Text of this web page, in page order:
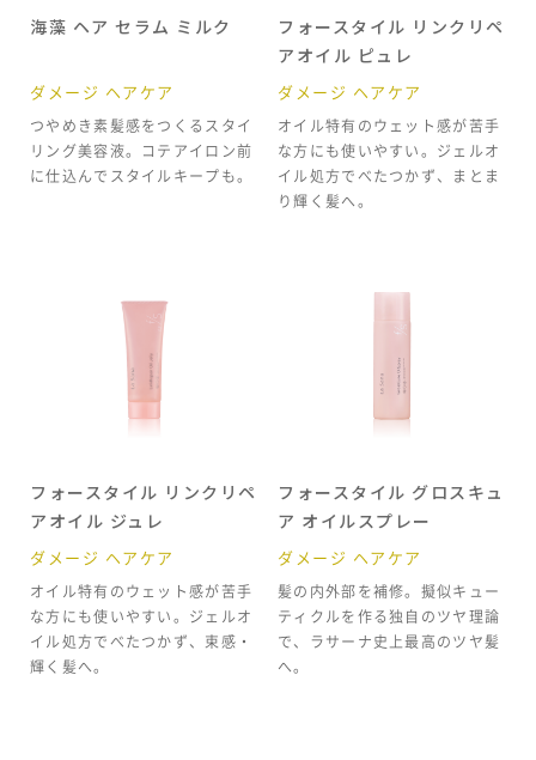
海藻 ヘア セラム ミルク
ダメージ ヘアケア
つやめき素髪感をつくるスタイ
リング美容液。コテアイロン前
に仕込んでスタイルキープも。
フォースタイル リンクリペ
アオイル ピュレ
ダメージ ヘアケア
オイル特有のウェット感が苦手
な方にも使いやすい。ジェルオ
イル処方でべたつかず、まとま
り輝く髪へ。
フォースタイル リンクリペ
アオイル ジュレ
ダメージ ヘアケア
オイル特有のウェット感が苦手
な方にも使いやすい。ジェルオ
イル処方でべたつかず、束感・
輝く髪へ。
フォースタイル グロスキュ
ア オイルスプレー
ダメージ ヘアケア
髪の内外部を補修。擬似キュー
ティクルを作る独自のツヤ理論
で、ラサーナ史上最高のツヤ髪
へ。